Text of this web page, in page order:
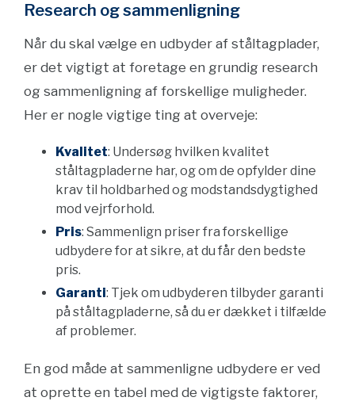
Research og sammenligning
Når du skal vælge en udbyder af ståltagplader,
er det vigtigt at foretage en grundig research
og sammenligning af forskellige muligheder.
Her er nogle vigtige ting at overveje:
Kvalitet: Undersøg hvilken kvalitet
ståltagpladerne har, og om de opfylder dine
krav til holdbarhed og modstandsdygtighed
mod vejrforhold.
Pris: Sammenlign priser fra forskellige
udbydere for at sikre, at du får den bedste
pris.
Garanti: Tjek om udbyderen tilbyder garanti
på ståltagpladerne, så du er dækket i tilfælde
af problemer.
En god måde at sammenligne udbydere er ved
at oprette en tabel med de vigtigste faktorer,